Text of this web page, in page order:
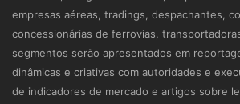
empresas aéreas, tradings, despachantes,
concessionárias de ferrovias,
segmentos serão apresentados em
dinâmicas e criativas com autoridades e
de indicadores de mercado e artigos sobre